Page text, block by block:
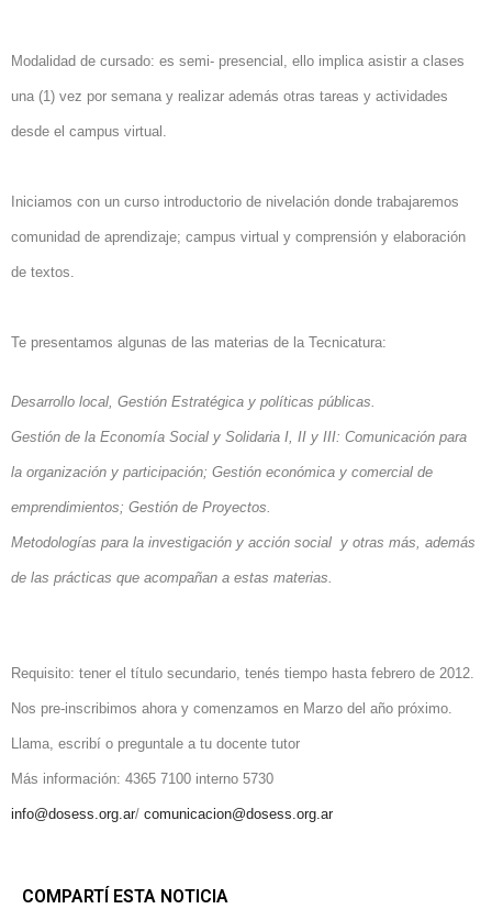
Modalidad de cursado: es semi- presencial, ello implica asistir a clases
una (1) vez por semana y realizar además otras tareas y actividades
desde el campus virtual.
Iniciamos con un curso introductorio de nivelación donde trabajaremos
comunidad de aprendizaje; campus virtual y comprensión y elaboración
de textos.
Te presentamos algunas de las materias de la Tecnicatura:
Desarrollo local, Gestión Estratégica y políticas públicas.
Gestión de la Economía Social y Solidaria I, II y III: Comunicación para
la organización y participación; Gestión económica y comercial de
emprendimientos; Gestión de Proyectos.
Metodologías para la investigación y acción social y otras más, además
de las prácticas que acompañan a estas materias.
Requisito: tener el título secundario, tenés tiempo hasta febrero de 2012.
Nos pre-inscribimos ahora y comenzamos en Marzo del año próximo.
Llama, escribí o preguntale a tu docente tutor
Más información: 4365 7100 interno 5730
info@dosess.org.ar/ comunicacion@dosess.org.ar
COMPARTÍ ESTA NOTICIA